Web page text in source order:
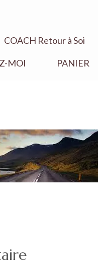
COACH Retour à Soi
MOI PANIER